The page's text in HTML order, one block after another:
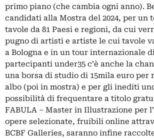
primo piano (che cambia ogni anno).
candidati alla Mostra del 2024, per un
tavole da 81 Paesi e regioni, da cui
pugno di artisti e artiste le cui tavole
a Bologna e in un tour internazionale
partecipanti under35 c’è anche la
una borsa di studio di 15mila euro per
albo (poi in mostra) e per gli inediti
possibilità di frequentare a titolo
FABULA – Master in Illustrazione per
opere selezionate, fruibili online
BCBF Galleries, saranno infine